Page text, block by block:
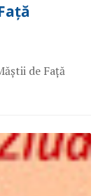
de Față